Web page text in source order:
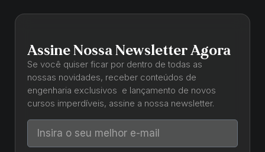
Assine Nossa Newsletter Agora
Se você quiser ficar por dentro de todas as
nossas novidades, receber conteúdos de
engenharia exclusivos e lançamento de novos
cursos imperdíveis, assine a nossa newsletter.